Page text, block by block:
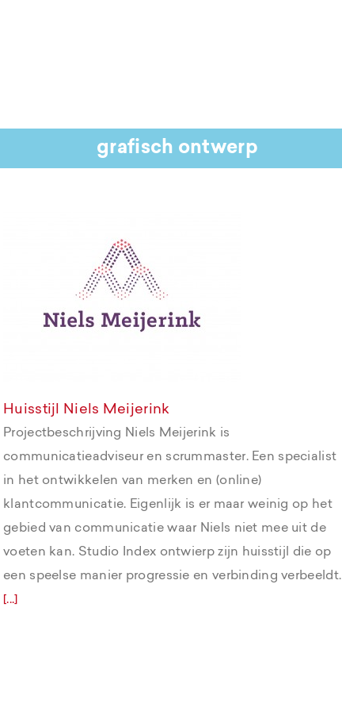
grafisch ontwerp
Huisstijl Niels Meijerink
Huisstijl Niels Meijerink
Projectbeschrijving Niels Meijerink is
communicatieadviseur en scrummaster. Een specialist
in het ontwikkelen van merken en (online)
klantcommunicatie. Eigenlijk is er maar weinig op het
gebied van communicatie waar Niels niet mee uit de
voeten kan. Studio Index ontwierp zijn huisstijl die op
een speelse manier progressie en verbinding verbeeldt.
[...]